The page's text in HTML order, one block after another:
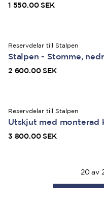
1 550.00 SEK
Reservdelar till Stalpen
Stalpen - Stomme,
2 600.00 SEK
Reservdelar till Stalpen
Utskjut med monterad
3 800.00 SEK
20 av